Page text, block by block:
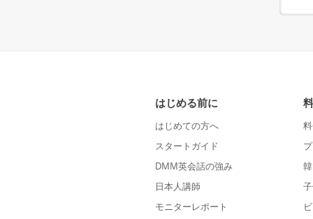
はじめる前に
はじめての方へ
スタートガイド
DMM英会話の強み
日本人講師
モニターレポート